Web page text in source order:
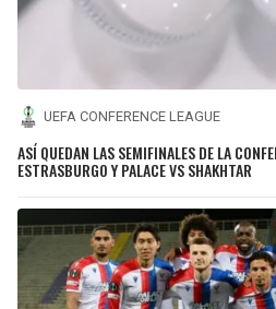
UEFA CONFERENCE LEAGUE
ASÍ QUEDAN LAS SEMIFINALES DE LA
ESTRASBURGO Y PALACE VS SHAKHTAR